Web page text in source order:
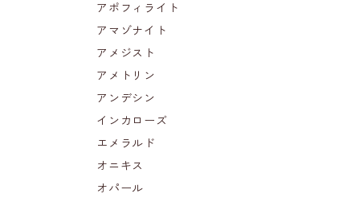
アポフィライト
アマゾナイト
アメジスト
アメトリン
アンデシン
インカローズ
エメラルド
オニキス
オパール